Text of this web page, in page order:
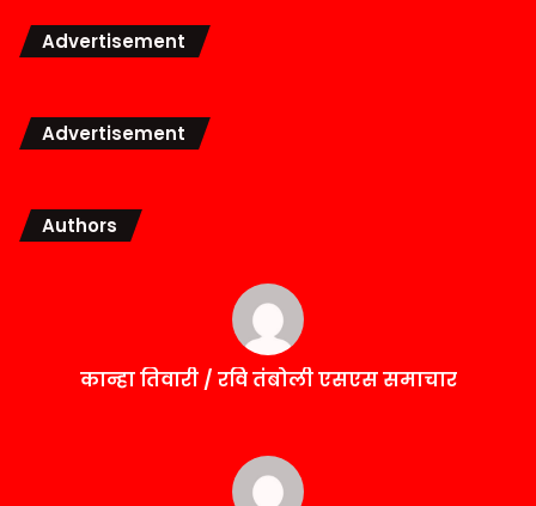
Advertisement
Advertisement
Authors
कान्हा तिवारी / रवि तंबोली एसएस समाचार